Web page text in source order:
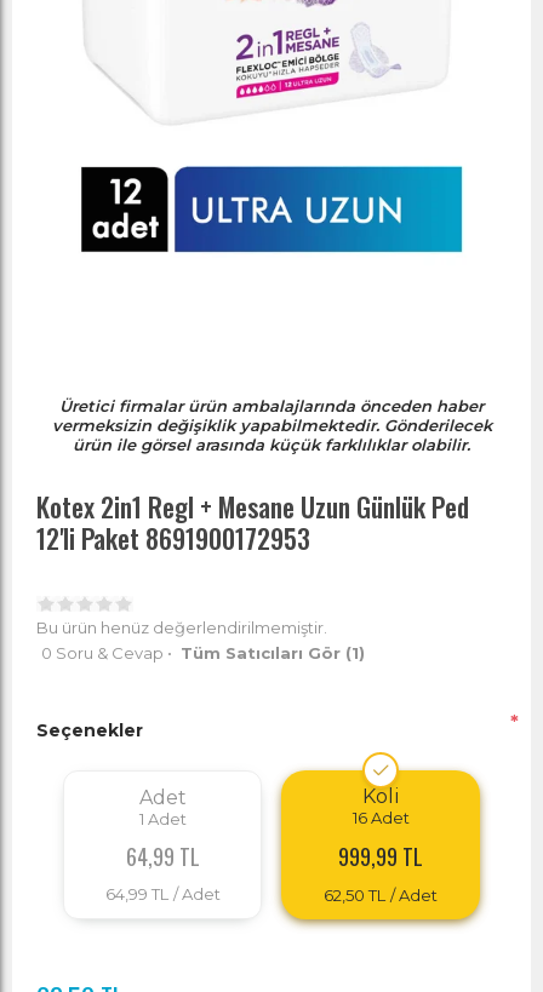
Üretici firmalar ürün ambalajlarında önceden haber
vermeksizin değişiklik yapabilmektedir. Gönderilecek
ürün ile görsel arasında küçük farklılıklar olabilir.
Kotex 2in1 Regl + Mesane Uzun Günlük Ped
12'li Paket 8691900172953
Bu ürün henüz değerlendirilmemiştir.
0 Soru & Cevap • Tüm Satıcıları Gör (1)
Seçenekler *
Adet
1 Adet
64,99 TL
64,99 TL / Adet
Koli
16 Adet
999,99 TL
62,50 TL / Adet